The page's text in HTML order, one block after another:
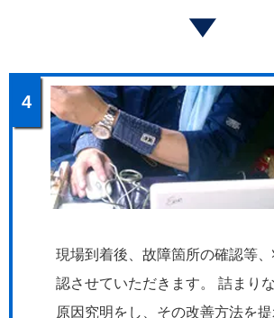
4
現場到着後、故障箇所の確認等
認させていただきます。 詰まり
原因究明をし、その改善方法を提